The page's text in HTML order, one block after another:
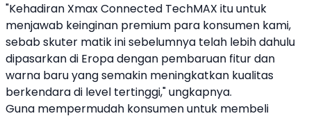
"Kehadiran Xmax Connected TechMAX itu untuk
menjawab keinginan premium para konsumen kami,
sebabskuter matikini sebelumnya telah lebih dahulu
dipasarkan di Eropa dengan pembaruan fitur dan
warna baru yang semakin meningkatkan kualitas
berkendara di level tertinggi," ungkapnya.
Guna mempermudah konsumen untuk membeli